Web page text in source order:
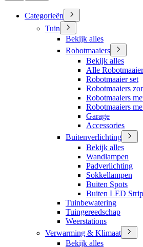
Categorieën
Tuin
Bekijk alles
Robotmaaiers
Bekijk alles
Alle
Robotmaaier set
Robotmaaiers
Robotmaaiers
Robotmaaiers
Garage
Accessories
Buitenverlichting
Bekijk alles
Wandlampen
Padverlichting
Sokkellampen
Buiten Spots
Buiten LED
Tuinbewatering
Tuingereedschap
Weerstations
Verwarming & Klimaat
Bekijk alles